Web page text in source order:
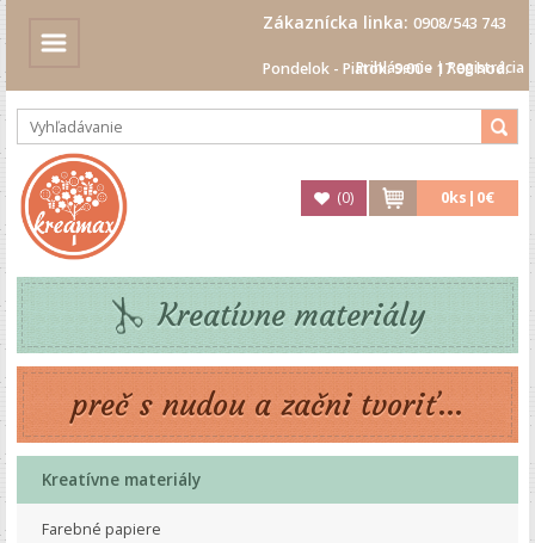
Zákaznícka linka: 0908/543 743
Pondelok - Piatok: 9.00 - 17.00 hod.
Prihlásenie|Registrácia
(0) 0ks| 0€
Kreatívne materiály
preč s nudou a začni tvoriť...
Kreatívne materiály
Farebné papiere